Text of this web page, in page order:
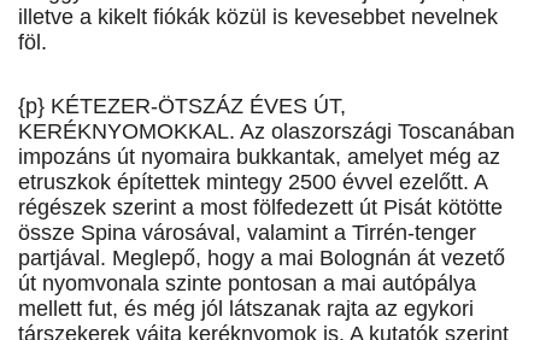
illetve a kikelt fiókák közül is kevesebbet nevelnek
föl.
{p} KÉTEZER-ÖTSZÁZ ÉVES ÚT,
KERÉKNYOMOKKAL. Az olaszországi Toscanában
impozáns út nyomaira bukkantak, amelyet még az
etruszkok építettek mintegy 2500 évvel ezelőtt. A
régészek szerint a most fölfedezett út Pisát kötötte
össze Spina városával, valamint a Tirrén-tenger
partjával. Meglepő, hogy a mai Bolognán át vezető
út nyomvonala szinte pontosan a mai autópálya
mellett fut, és még jól látszanak rajta az egykori
társzekerek vájta keréknyomok is. A kutatók szerint